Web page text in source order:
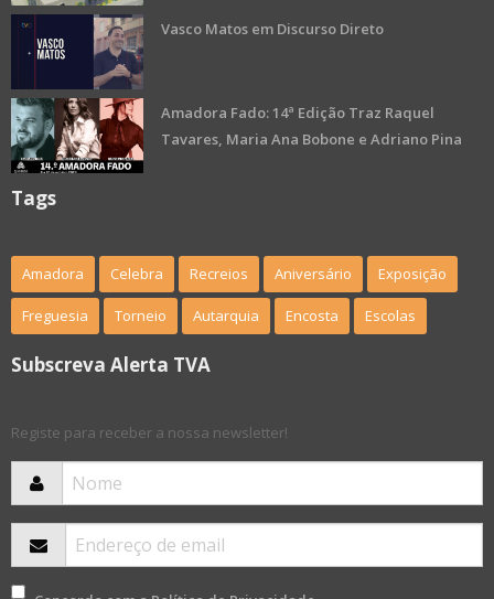
Vasco Matos em Discurso Direto
Amadora Fado: 14ª Edição Traz Raquel
Tavares, Maria Ana Bobone e Adriano Pina
Tags
Amadora Celebra Recreios Aniversário Exposição
Freguesia Torneio Autarquia Encosta Escolas
Subscreva Alerta TVA
Registe para receber a nossa newsletter!